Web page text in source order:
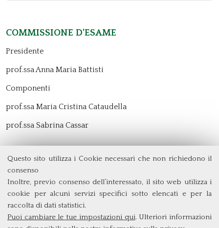
Questo sito utilizza i Cookie necessari che non richiedono il
consenso
Inoltre, previo consenso dell’interessato, il sito web utilizza i
cookie per alcuni servizi specifici sotto elencati e per la
raccolta di dati statistici.
Puoi cambiare le tue impostazioni qui. Ulteriori informazioni
Commissione d'esame
Presidente
prof.ssa Anna Maria Battisti
Componenti
prof.ssa Maria Cristina Cataudella
prof.ssa Sabrina Cassar
Università degli Studi di Roma Tor Vergata
Via Columbia, 2
00133 Roma (Italia)
Tel. +39 06 7259 5572/5425
triennio@clem.uniroma2.it